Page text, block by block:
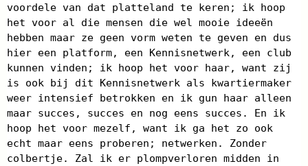
voordele van dat platteland te keren; ik hoop
het voor al die mensen die wel mooie ideeën
hebben maar ze geen vorm weten te geven en dus
hier een platform, een Kennisnetwerk, een club
kunnen vinden; ik hoop het voor haar, want zij
is ook bij dit Kennisnetwerk als kwartiermaker
weer intensief betrokken en ik gun haar alleen
maar succes, succes en nog eens succes. En ik
hoop het voor mezelf, want ik ga het zo ook
echt maar eens proberen; netwerken. Zonder
colbertje. Zal ik er plompverloren midden in